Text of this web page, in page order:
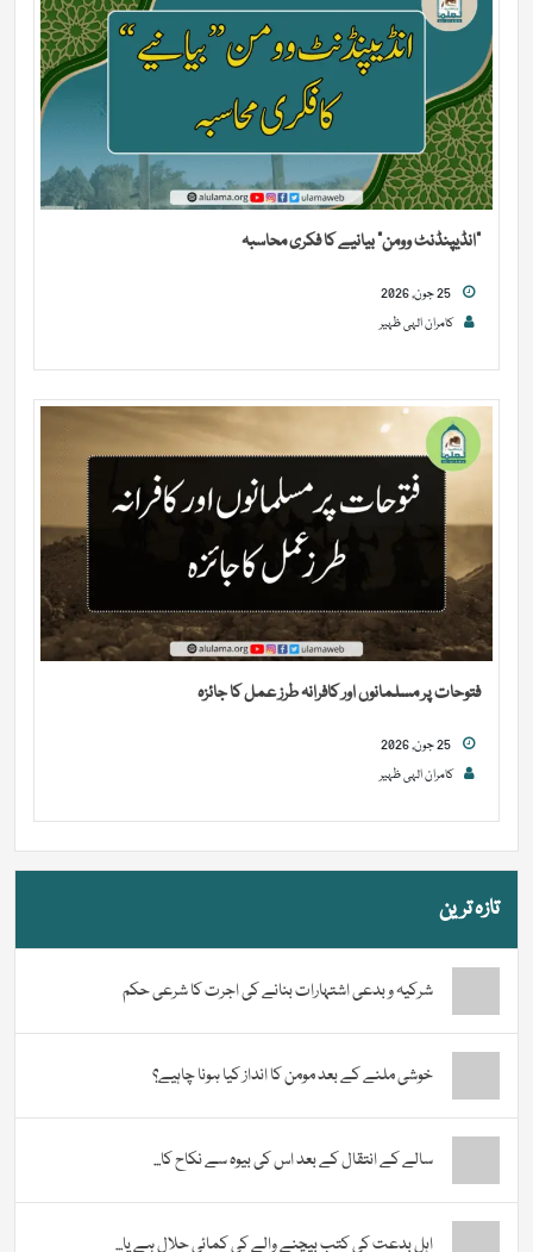
“انڈیپنڈنٹ وومن” بیانیے کا فکری محاسبہ
کامران الہی ظہیر
فتوحات پر مسلمانوں اور کافرانہ طرز عمل کا جائزہ
کامران الہی ظہیر
تازہ ترین
شرکیہ و بدعی اشتہارات بنانے کی اجرت کا شرعی حکم
خوشی ملنے کے بعد مومن کا انداز کیا ہونا چاہیے؟
سالے کے انتقال کے بعد اس کی بیوہ سے نکاح کا...
اہل بدعت کی کتب بیچنے والے کی کمائی حلال ہے یا...